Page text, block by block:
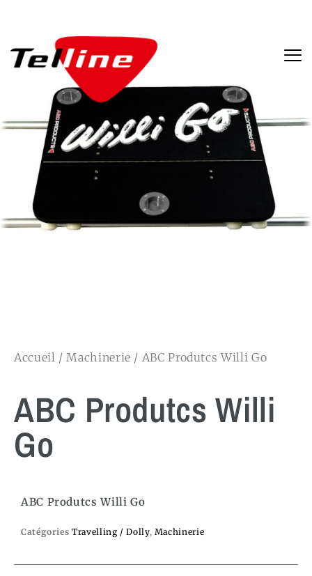
Accueil /Machinerie / ABC Produtcs Willi Go
ABC Produtcs Willi
Go
ABC Produtcs Willi Go
Catégories Travelling / Dolly, Machinerie